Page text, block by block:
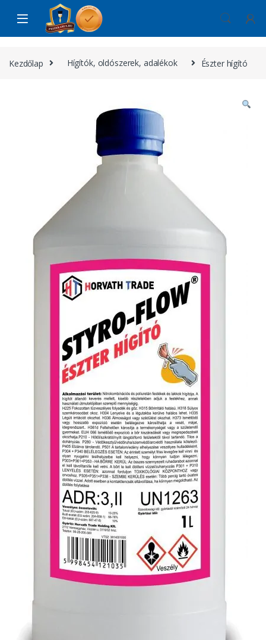
Skip to navigation
Skip to content
Kezdőlap Hígítók, oldószerek, adalékok Észter hígító